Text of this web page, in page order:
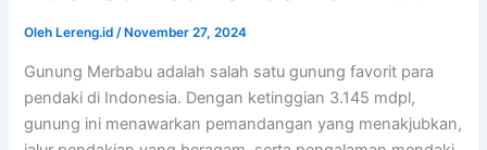
Oleh Lereng.id/ November 27, 2024
Gunung Merbabu adalah salah satu gunung favorit para
pendaki di Indonesia. Dengan ketinggian 3.145 mdpl,
gunung ini menawarkan pemandangan yang menakjubkan,